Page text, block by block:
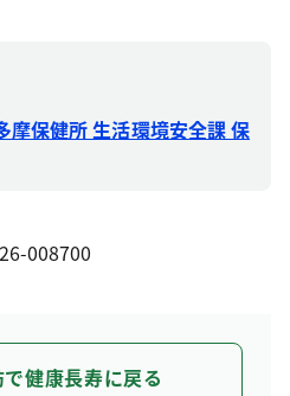
摩保健所 生活環境安全課 保
008700
健康長寿に戻る